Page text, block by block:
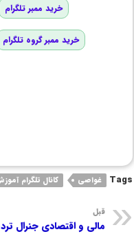
خرید ممبر تلگرام
خرید ممبر گروه تلگرام
Tags غواصی کانال تلگرام
قبل
مالی و اقتصادی جنرال